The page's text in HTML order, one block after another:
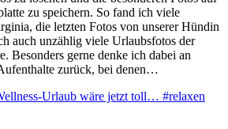
zu speichern. So fand ich viele
die letzten Fotos von unserer Hündin
auch unzählig viele Urlaubsfotos der
Besonders gerne denke ich dabei an
zurück, bei denen…
Urlaub wäre jetzt toll… #relaxen